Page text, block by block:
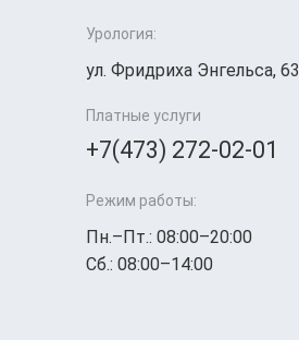
Урология:
ул. Фридриха Энгельса, 63
Платные услуги
+7(473) 272-02-01
Режим работы:
Пн.–Пт.: 08:00–20:00
Сб.: 08:00–14:00